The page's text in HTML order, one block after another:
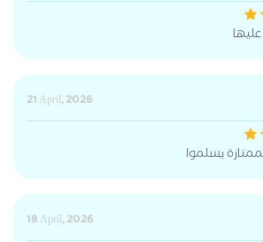
21 April, 2026
يسلموا
18 April, 2026